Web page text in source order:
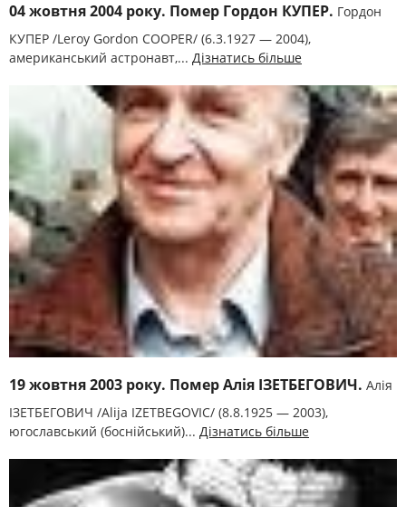
04 жовтня 2004 року. Помер Гордон КУПЕР. Гордон
КУПЕР /Leroy Gordon COOPER/ (6.3.1927 — 2004),
американський астронавт,... Дізнатись більше
19 жовтня 2003 року. Помер Алія ІЗЕТБЕГОВИЧ. Алія
ІЗЕТБЕГОВИЧ /Alija IZETBEGOVIC/ (8.8.1925 — 2003),
югославський (боснійський)... Дізнатись більше